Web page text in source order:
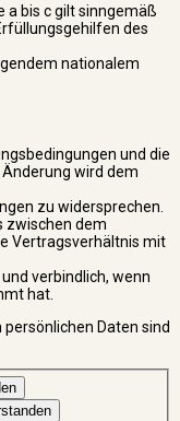
a bis c gilt sinngemäß
des
nationalem
und die
wird dem
zu widersprechen.
zwischen dem
Vertragsverhältnis mit
verbindlich, wenn
hat.
Daten sind